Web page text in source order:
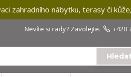
zahradního nábytku, terasy či
Hledat
Nevíte si rady? Zavolejte. +420